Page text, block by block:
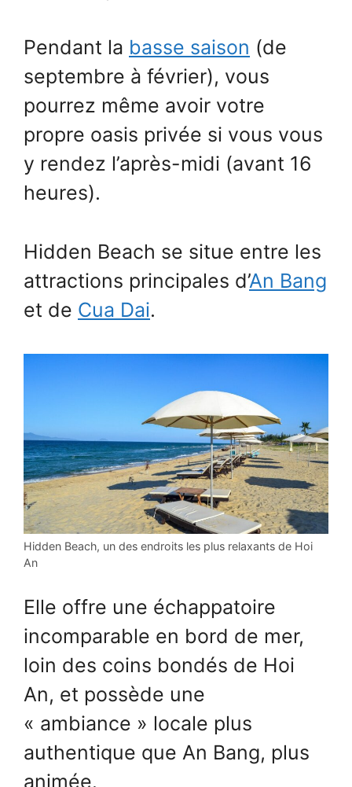
Pendant la basse saison (de
septembre à février), vous
pourrez même avoir votre
propre oasis privée si vous vous
y rendez l’après-midi (avant 16
heures).
Hidden Beach se situe entre les
attractions principales d’An Bang
et de Cua Dai.
Hidden Beach, un des endroits les plus relaxants de Hoi
An
Elle offre une échappatoire
incomparable en bord de mer,
loin des coins bondés de Hoi
An, et possède une
« ambiance » locale plus
authentique que An Bang, plus
animée.